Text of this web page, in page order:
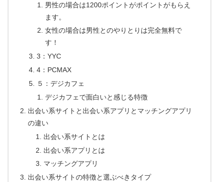
男性の場合は1200ポイントがポイントがもらえ
ます。
女性の場合は男性とのやりとりは完全無料で
す！
3：YYC
4：PCMAX
５：デジカフェ
デジカフェで面白いと感じる特徴
出会い系サイトと出会い系アプリとマッチングアプリ
の違い
出会い系サイトとは
出会い系アプリとは
マッチングアプリ
出会い系サイトの特徴と選ぶべきタイプ